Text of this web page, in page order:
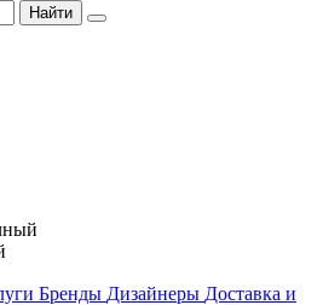
Найти
Бренды Дизайнеры Доставка и